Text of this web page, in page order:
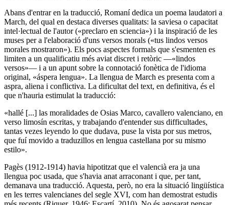
Abans d'entrar en la traducció, Romaní dedica un poema laudatori a
March, del qual en destaca diverses qualitats: la saviesa o capacitat
intel·lectual de l'autor («preclaro en sciencia») i la inspiració de les
muses per a l'elaboració d'uns versos morals («tus lindos versos
morales mostraron»). Els pocs aspectes formals que s'esmenten es
limiten a un qualificatiu més aviat discret i retòric —«lindos
versos»— i a un apunt sobre la connotació fonètica de l'idioma
original, «áspera lengua». La llengua de March es presenta com a
aspra, aliena i conflictiva. La dificultat del text, en definitiva, és el
que n'hauria estimulat la traducció:
«hallé [...] las moralidades de Osias Marco, cavallero valenciano, en
verso limosín escritas, y trabajando d'entender sus difficultades,
tantas vezes leyendo lo que dudava, puse la vista por sus metros,
que fuí movido a traduzillos en lengua castellana por su mismo
estilo».
Pagès (1912-1914) havia hipotitzat que el valencià era ja una
llengua poc usada, que s'havia anat arraconant i que, per tant,
demanava una traducció. Aquesta, però, no era la situació lingüística
en les terres valencianes del segle XVI, com han demostrat estudis